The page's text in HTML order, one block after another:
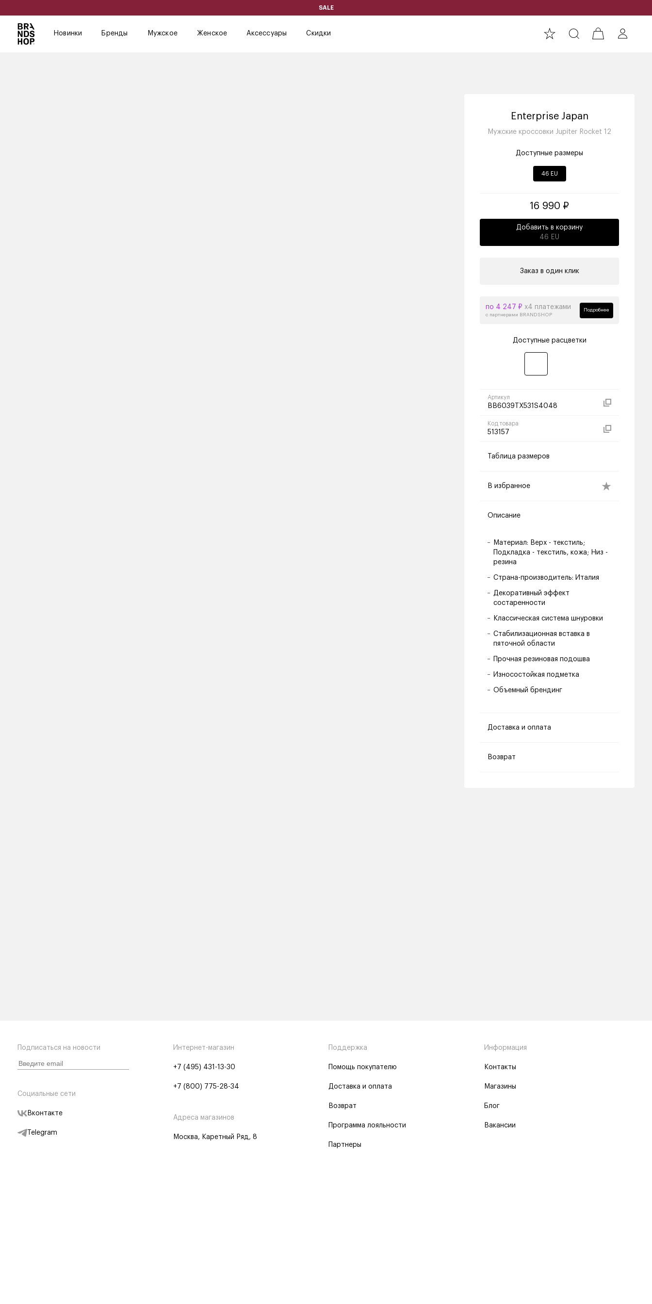
SALE
Новинки Бренды Мужское Женское Аксессуары Скидки
Enterprise Japan
Мужские кроссовки Jupiter Rocket 12
Доступные размеры
46 EU
16 990 ₽
Добавить в корзину
46 EU
Заказ в один клик
по 4 247 ₽ х4 платежами
с партнерами BRANDSHOP
Подробнее
Доступные расцветки
Артикул
BB6039TX531S4048
Код товара
513157
Таблица размеров
В избранное
Описание
Материал: Верх - текстиль;
Подкладка - текстиль, кожа; Низ -
резина
Страна-производитель: Италия
Декоративный эффект
состаренности
Классическая система шнуровки
Стабилизационная вставка в
пяточной области
Прочная резиновая подошва
Износостойкая подметка
Объемный брендинг
Доставка и оплата
Возврат
Подписаться на новости
Социальные сети
Вконтакте
Telegram
Интернет-магазин
+7 (495) 431-13-30
+7 (800) 775-28-34
Адреса магазинов
Москва, Каретный Ряд, 8
Поддержка
Помощь покупателю
Доставка и оплата
Возврат
Программа лояльности
Партнеры
Информация
Контакты
Магазины
Блог
Вакансии